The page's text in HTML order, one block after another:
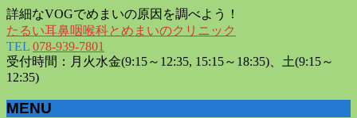
詳細なVOGでめまいの原因を調べよう！
たるい耳鼻咽喉科とめまいのクリニック
TEL 078-939-7801
受付時間：月火水金(9:15～12:35, 15:15～18:35)、土(9:15～
12:35)
MENU